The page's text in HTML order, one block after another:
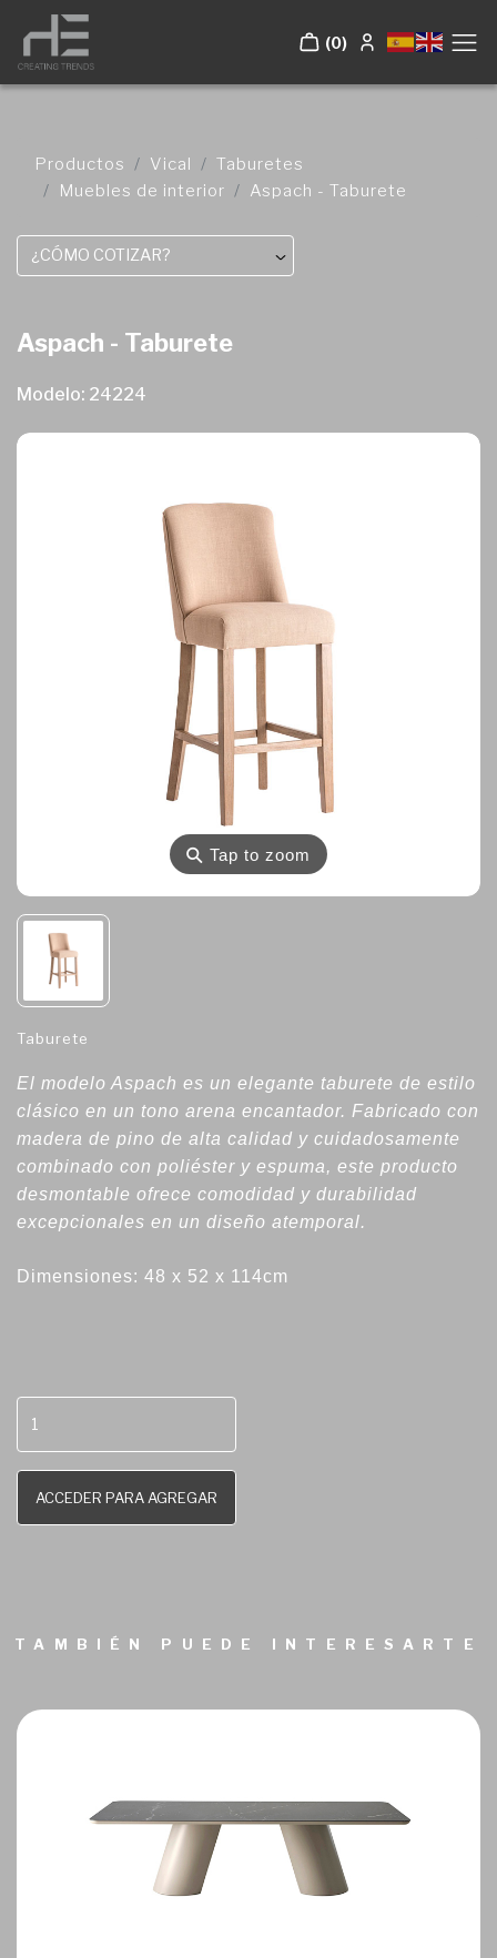
(0)
Productos Vical
Taburetes
Muebles de interior
Aspach - Taburete
¿CÓMO COTIZAR?
Aspach - Taburete
Modelo: 24224
⚲Tap to zoom
Taburete
El modelo Aspach es un elegante taburete de estilo
clásico en un tono arena encantador. Fabricado con
madera de pino de alta calidad y cuidadosamente
combinado con poliéster y espuma, este producto
desmontable ofrece comodidad y durabilidad
excepcionales en un diseño atemporal.
Dimensiones: 48 x 52 x 114cm
ACCEDER PARA AGREGAR
TAMBIÉN PUEDE INTERESARTE